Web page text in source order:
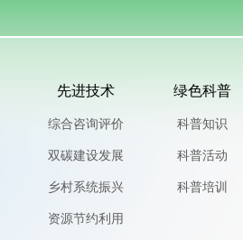
先进技术
综合咨询评价
双碳建设发展
乡村系统振兴
资源节约利用
绿色科普
科普知识
科普活动
科普培训